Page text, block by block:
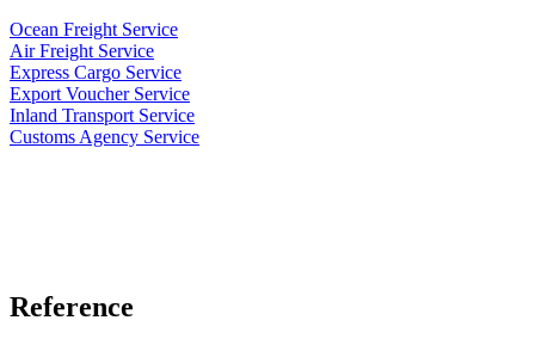
Ocean Freight Service
Air Freight Service
Express Cargo Service
Export Voucher Service
Inland Transport Service
Customs Agency Service
Reference